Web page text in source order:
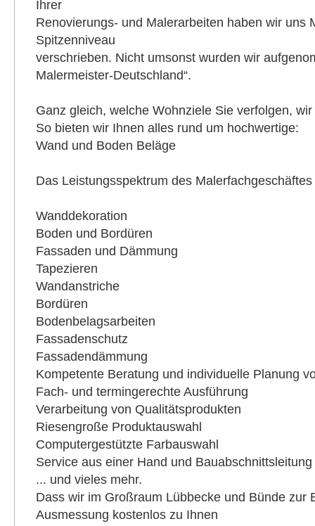
Ihrer
Renovierungs- und Malerarbeiten haben wir uns
Spitzenniveau
verschrieben. Nicht umsonst wurden wir
Malermeister-Deutschland“.
Ganz gleich, welche Wohnziele Sie verfolgen,
So bieten wir Ihnen alles rund um hochwertige:
Wand und Boden Beläge
Das Leistungsspektrum des
Wanddekoration
Boden und Bordüren
Fassaden und Dämmung
Tapezieren
Wandanstriche
Bordüren
Bodenbelagsarbeiten
Fassadenschutz
Fassadendämmung
Kompetente Beratung und individuelle Planung
Fach- und termingerechte Ausführung
Verarbeitung von Qualitätsprodukten
Riesengroße Produktauswahl
Computergestützte Farbauswahl
Service aus einer Hand und Bauabschnittsleitung
... und vieles mehr.
Dass wir im Großraum Lübbecke und Bünde zur
Ausmessung kostenlos zu Ihnen